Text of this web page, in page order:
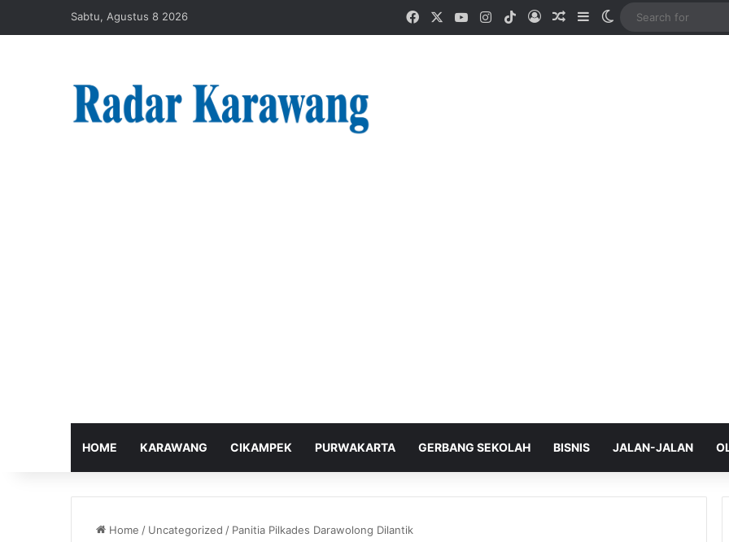
Sabtu, Agustus 8 2026 FacebookYouTubeInstagram
TikTokLog InRandom Article
SidebarSwitch skin
HOME KARAWANG CIKAMPEK PURWAKARTA GERBANG SEKOLAH BISNIS JALAN-JALAN
Home / Uncategorized / Panitia Pilkades Darawolong Dilantik